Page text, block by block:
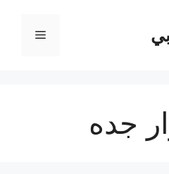
القائمة
جده